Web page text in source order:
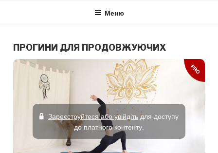
Меню
ПРОГИНИ ДЛЯ ПРОДОВЖУЮЧИХ
PRO
Зареєструйтеся або увійдітьдля доступу
до платного контенту.